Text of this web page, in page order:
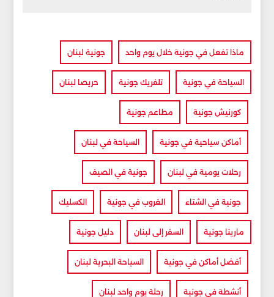
ماذا تفعل في جونية خلال يوم واحد جونية لبنان
السياحة في جونية تلفريك جونية حريصا لبنان
كورنيش جونية مطاعم جونية
أماكن سياحية في جونية السياحة في لبنان
رحلات يومية في لبنان جونية في الصيف
جونية في الشتاء الغروب في جونية الكسليك
مارينا جونية السفر إلى لبنان دليل جونية
أفضل أماكن في جونية السياحة البحرية لبنان
أنشطة في جونية رحلة يوم واحد لبنان